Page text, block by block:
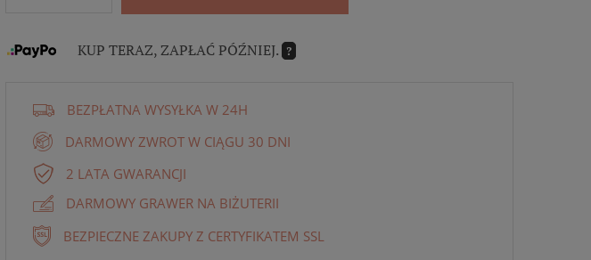
KUP TERAZ, ZAPŁAĆ PÓŹNIEJ. ?
BEZPŁATNA WYSYŁKA W 24H
DARMOWY ZWROT W CIĄGU 30 DNI
2 LATA GWARANCJI
DARMOWY GRAWER NA BIŻUTERII
BEZPIECZNE ZAKUPY Z CERTYFIKATEM SSL